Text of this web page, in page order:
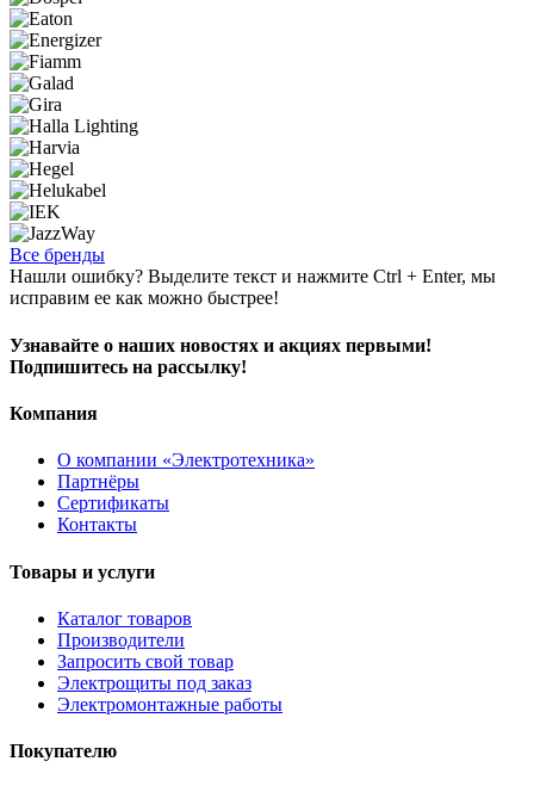
Все бренды
Нашли ошибку? Выделите текст и нажмите Ctrl + Enter, мы
исправим ее как можно быстрее!
Узнавайте о наших новостях и акциях первыми!
Подпишитесь на рассылку!
Компания
О компании «Электротехника»
Партнёры
Сертификаты
Контакты
Товары и услуги
Каталог товаров
Производители
Запросить свой товар
Электрощиты под заказ
Электромонтажные работы
Покупателю